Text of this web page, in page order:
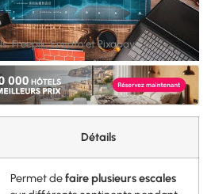
Freepik, Envato et Pixabay
Détails
Permet defaire plusieurs escales